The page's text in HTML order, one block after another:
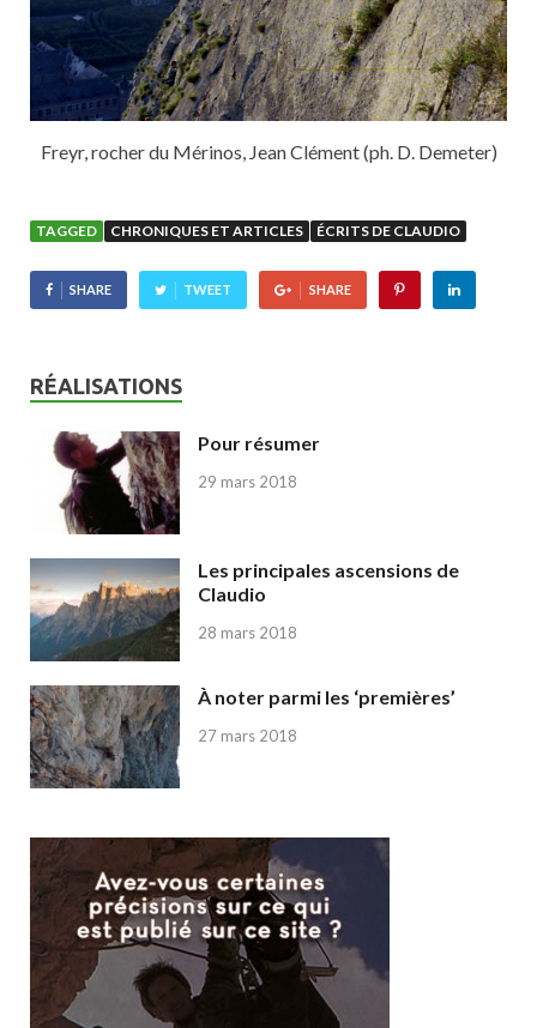
Freyr, rocher du Mérinos, Jean Clément (ph. D. Demeter)
TAGGED CHRONIQUES ET ARTICLES ÉCRITS DE CLAUDIO
SHARE TWEET SHARE
RÉALISATIONS
Pour résumer
29 mars 2018
Les principales ascensions de
Claudio
28 mars 2018
À noter parmi les ‘premières’
27 mars 2018